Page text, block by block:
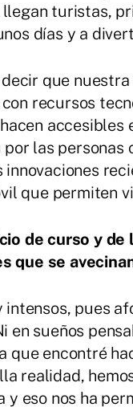
turistas,
días y a
que
recursos
accesibles
las
que permiten
de curso y
que se
intensos, pues
en sueños
que encontré
realidad,
y eso nos ha